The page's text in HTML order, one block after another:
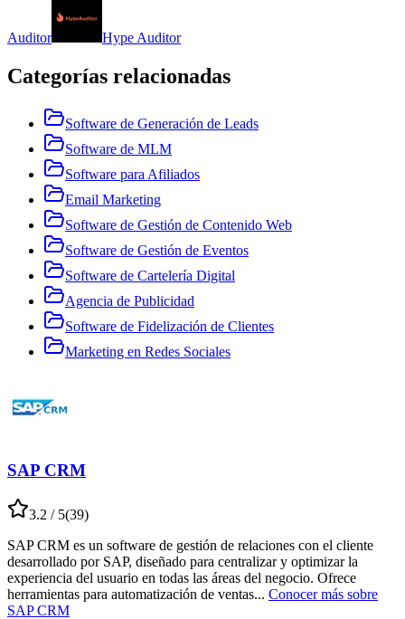
Auditor Hype Auditor
Categorías relacionadas
Software de Generación de Leads
Software de MLM
Software para Afiliados
Email Marketing
Software de Gestión de Contenido Web
Software de Gestión de Eventos
Software de Cartelería Digital
Agencia de Publicidad
Software de Fidelización de Clientes
Marketing en Redes Sociales
SAP CRM
3.2 / 5(39)
SAP CRM es un software de gestión de relaciones con el cliente
desarrollado por SAP, diseñado para centralizar y optimizar la
experiencia del usuario en todas las áreas del negocio. Ofrece
herramientas para automatización de ventas... Conocer más sobre
SAP CRM